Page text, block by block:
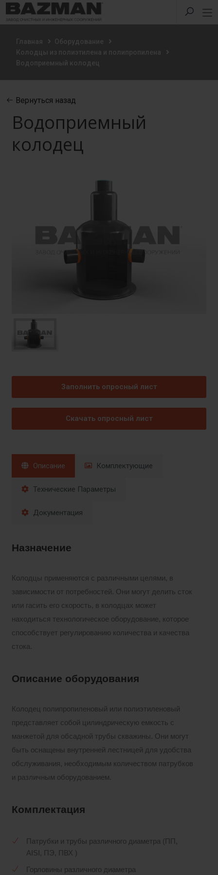
Главная
Оборудование
Колодцы из полиэтилена и полипропилена
Водоприемный колодец
Вернуться назад
Водоприемный
колодец
Заполнить опросный лист
Скачать опросный лист
Описание Комплектующие
Технические Параметры
Документация
Назначение
Колодцы применяются с различными целями, в
зависимости от потребностей. Они могут делить сток
или гасить его скорость, в колодцах может
находиться технологическое оборудование, которое
способствует регулированию количества и качества
стока.
Описание оборудования
Колодец полипропиленовый или полиэтиленовый
представляет собой цилиндрическую емкость с
манжетой для обсадной трубы скважины. Они могут
быть оснащены внутренней лестницей для удобства
обслуживания, необходимым количеством патрубков
и различным оборудованием.
Комплектация
Патрубки и трубы различного диаметра (ПП,
AISI, ПЭ, ПВХ )
Горловины различного диаметра